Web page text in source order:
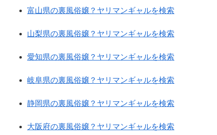
富山県の裏風俗嬢？ヤリマンギャルを検索
山梨県の裏風俗嬢？ヤリマンギャルを検索
愛知県の裏風俗嬢？ヤリマンギャルを検索
岐阜県の裏風俗嬢？ヤリマンギャルを検索
静岡県の裏風俗嬢？ヤリマンギャルを検索
大阪府の裏風俗嬢？ヤリマンギャルを検索